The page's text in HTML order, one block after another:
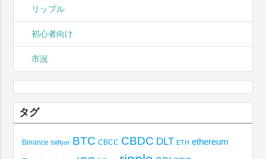
リップル
初心者向け
市況
タグ
Binance bitflyer BTC CBCC CBDC DLT ETH ethereum